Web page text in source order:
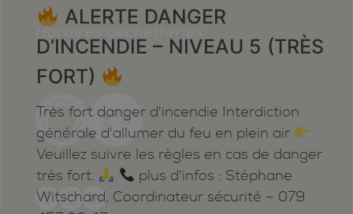
Horaires déchetteries
ALERTE DANGER
D’INCENDIE – NIVEAU 5 (TRÈS
FORT)
Très fort danger d'incendie Interdiction
générale d'allumer du feu en plein air
Veuillez suivre les règles en cas de danger
très fort.
plus d'infos : Stéphane
Witschard, Coordinateur sécurité – 079